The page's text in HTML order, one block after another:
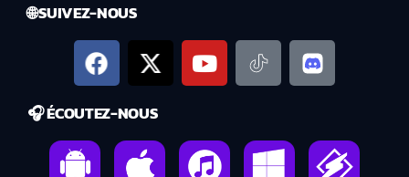
🌐 SUIVEZ-NOUS
🎧 ÉCOUTEZ-NOUS